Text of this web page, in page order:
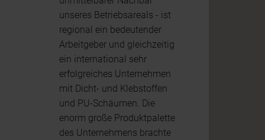
unseres Betriebsareals - ist
regional ein bedeutender
Arbeitgeber und gleichzeitig
ein international sehr
erfolgreiches Unternehmen
mit Dicht- und Klebstoffen
und PU-Schäumen. Die
enorm große Produktpalette
des Unternehmens brachte